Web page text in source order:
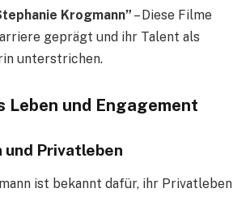
Krogmann” – Diese Filme
geprägt und ihr Talent als
unterstrichen.
Leben und Engagement
und Privatleben
ist bekannt dafür, ihr Privatleben